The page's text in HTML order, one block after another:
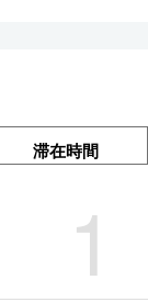
滞在時間
1